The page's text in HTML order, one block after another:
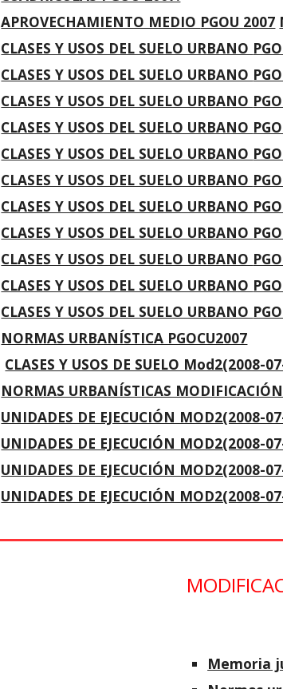
APROVECHAMIENTO MEDIO PGOU 2007
CLASES Y USOS DEL SUELO URBANO
CLASES Y USOS DEL SUELO URBANO
CLASES Y USOS DEL SUELO URBANO
CLASES Y USOS DEL SUELO URBANO
CLASES Y USOS DEL SUELO URBANO
CLASES Y USOS DEL SUELO URBANO
CLASES Y USOS DEL SUELO URBANO
CLASES Y USOS DEL SUELO URBANO
CLASES Y USOS DEL SUELO URBANO
CLASES Y USOS DEL SUELO URBANO
CLASES Y USOS DEL SUELO URBANO
NORMAS URBANÍSTICA PGOCU2007
CLASES Y USOS DE SUELO Mod2(2008-
NORMAS URBANÍSTICAS
UNIDADES DE EJECUCIÓN MOD2(2008-
UNIDADES DE EJECUCIÓN MOD2(2008-
UNIDADES DE EJECUCIÓN MOD2(2008-
UNIDADES DE EJECUCIÓN MOD2(2008-
Memoria